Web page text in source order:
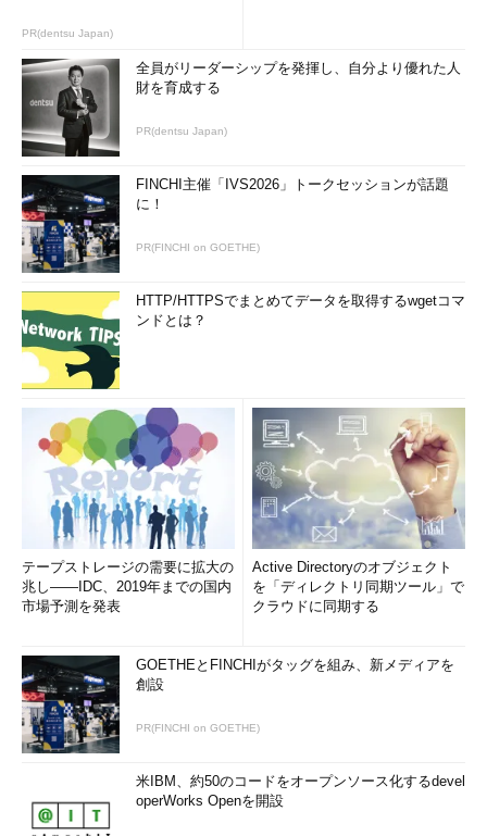
PR(dentsu Japan)
全員がリーダーシップを発揮し、自分より優れた人
財を育成する
PR(dentsu Japan)
FINCHI主催「IVS2026」トークセッションが話題
に！
PR(FINCHI on GOETHE)
HTTP/HTTPSでまとめてデータを取得するwgetコマ
ンドとは？
テープストレージの需要に拡大の
兆し――IDC、2019年までの国内
市場予測を発表
Active Directoryのオブジェクト
を「ディレクトリ同期ツール」で
クラウドに同期する
GOETHEとFINCHIがタッグを組み、新メディアを
創設
PR(FINCHI on GOETHE)
米IBM、約50のコードをオープンソース化するdevel
operWorks Openを開設